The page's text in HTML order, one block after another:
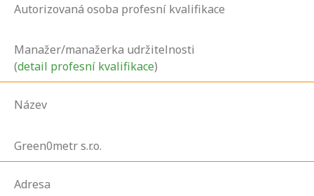
Autorizovaná osoba profesní kvalifikace
Manažer/manažerka udržitelnosti
(detail profesní kvalifikace)
Název
Green0metr s.r.o.
Adresa